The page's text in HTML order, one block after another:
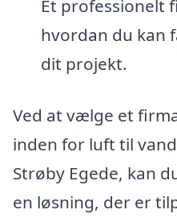
Et professionelt
hvordan du kan
dit projekt.
Ved at vælge et
inden for luft til
Strøby Egede, kan
en løsning, der er